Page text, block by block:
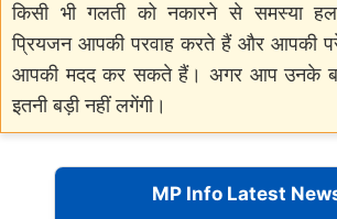
किसी भी गलती को नकारने से समस्या
प्रियजन आपकी परवाह करते हैं और आपकी
आपकी मदद कर सकते हैं। अगर आप उनके
इतनी बड़ी नहीं लगेंगी।
MP Info Latest